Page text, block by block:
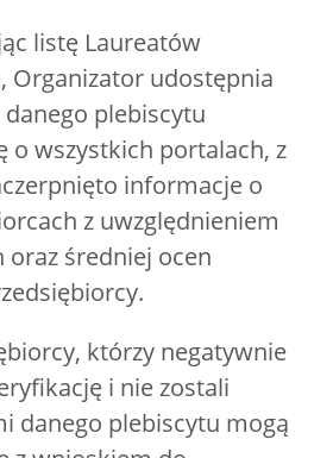
listę Laureatów
Organizator udostępnia
plebiscytu
o wszystkich portalach, z
informacje o
z uwzględnieniem
oraz średniej ocen
którzy negatywnie
i nie zostali
danego plebiscytu mogą